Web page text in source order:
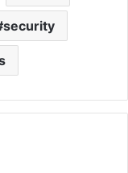
security